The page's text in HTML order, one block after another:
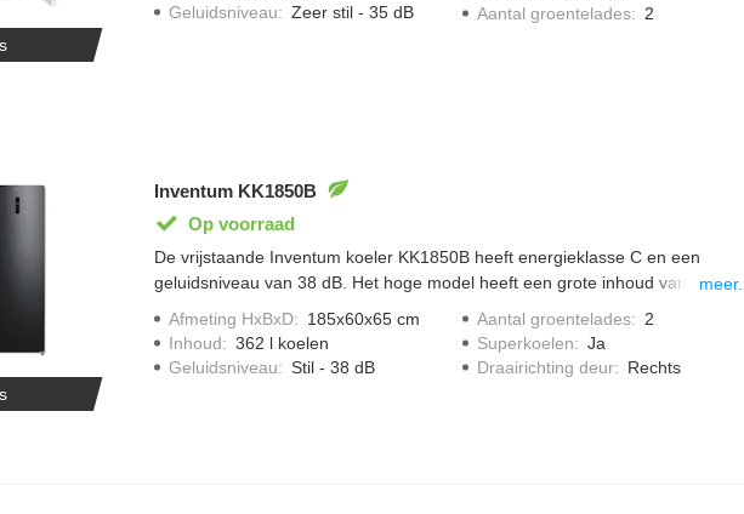
Geluidsniveau: Zeer stil - 35 dB
Aantal groentelades: 2
Inventum KK1850B
Op voorraad
De vrijstaande Inventum koeler KK1850B heeft energieklasse C en een
geluidsniveau van 38 dB. Het hoge model heeft een grote inhoud van maar
In de deur zit een digitale regelbare thermostaat. Zo zie je altijd wat de
temperatuur in de koelkast is.
meer...
Afmeting HxBxD: 185x60x65 cm
Inhoud: 362 l koelen
Geluidsniveau: Stil - 38 dB
Aantal groentelades: 2
Superkoelen: Ja
Draairichting deur: Rechts